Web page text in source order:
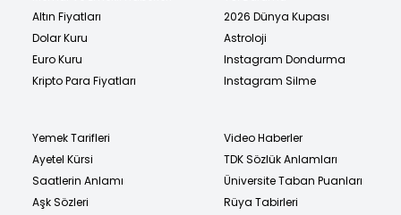
Altın Fiyatları
Dolar Kuru
Euro Kuru
Kripto Para Fiyatları
2026 Dünya Kupası
Astroloji
Instagram Dondurma
Instagram Silme
Yemek Tarifleri
Ayetel Kürsi
Saatlerin Anlamı
Aşk Sözleri
Video Haberler
TDK Sözlük Anlamları
Üniversite Taban Puanları
Rüya Tabirleri